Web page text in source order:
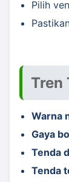
Pilih
Tren
Warna
Gaya
Tenda
Tenda